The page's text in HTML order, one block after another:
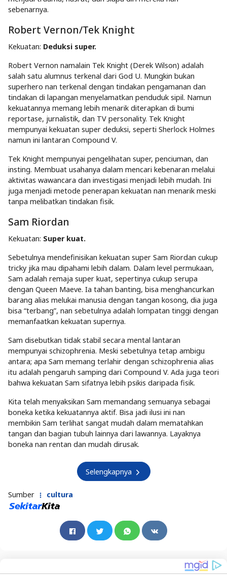
sebenarnya.
Robert Vernon/Tek Knight
Kekuatan: Deduksi super.
Robert Vernon namalain Tek Knight (Derek Wilson) adalah
salah satu alumnus terkenal dari God U. Mungkin bukan
superhero nan terkenal dengan tindakan pengamanan dan
tindakan di lapangan menyelamatkan penduduk sipil. Namun
kekuatannya memang lebih menarik diterapkan di bumi
reportase, jurnalistik, dan TV personality. Tek Knight
mempunyai kekuatan super deduksi, seperti Sherlock Holmes
namun ini lantaran Compound V.
Tek Knight mempunyai pengelihatan super, penciuman, dan
insting. Membuat usahanya dalam mencari kebenaran melalui
aktivitas wawancara dan investigasi menjadi lebih mudah. Ini
juga menjadi metode penerapan kekuatan nan menarik meski
tanpa melibatkan tindakan fisik.
Sam Riordan
Kekuatan: Super kuat.
Sebetulnya mendefinisikan kekuatan super Sam Riordan cukup
tricky jika mau dipahami lebih dalam. Dalam level permukaan,
Sam adalah remaja super kuat, sepertinya cukup serupa
dengan Queen Maeve. Ia tahan banting, bisa menghancurkan
barang alias melukai manusia dengan tangan kosong, dia juga
bisa “terbang”, nan sebetulnya adalah lompatan tinggi dengan
memanfaatkan kekuatan supernya.
Sam disebutkan tidak stabil secara mental lantaran
mempunyai schizophrenia. Meski sebetulnya tetap ambigu
antara; apa Sam memang terlahir dengan schizophrenia alias
itu adalah pengaruh samping dari Compound V. Ada juga teori
bahwa kekuatan Sam sifatnya lebih psikis daripada fisik.
Kita telah menyaksikan Sam memandang semuanya sebagai
boneka ketika kekuatannya aktif. Bisa jadi ilusi ini nan
membikin Sam terlihat sangat mudah dalam mematahkan
tangan dan bagian tubuh lainnya dari lawannya. Layaknya
boneka nan rentan dan mudah dirusak.
Selengkapnya
Sumber cultura